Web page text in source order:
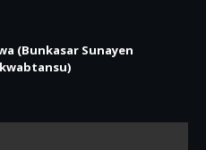
(Bunkasar Sunayen